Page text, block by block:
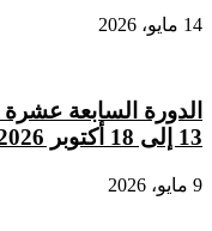
14 مايو، 2026
الدورة السابعة
13 إلى 18 أكتوبر 2026
9 مايو، 2026